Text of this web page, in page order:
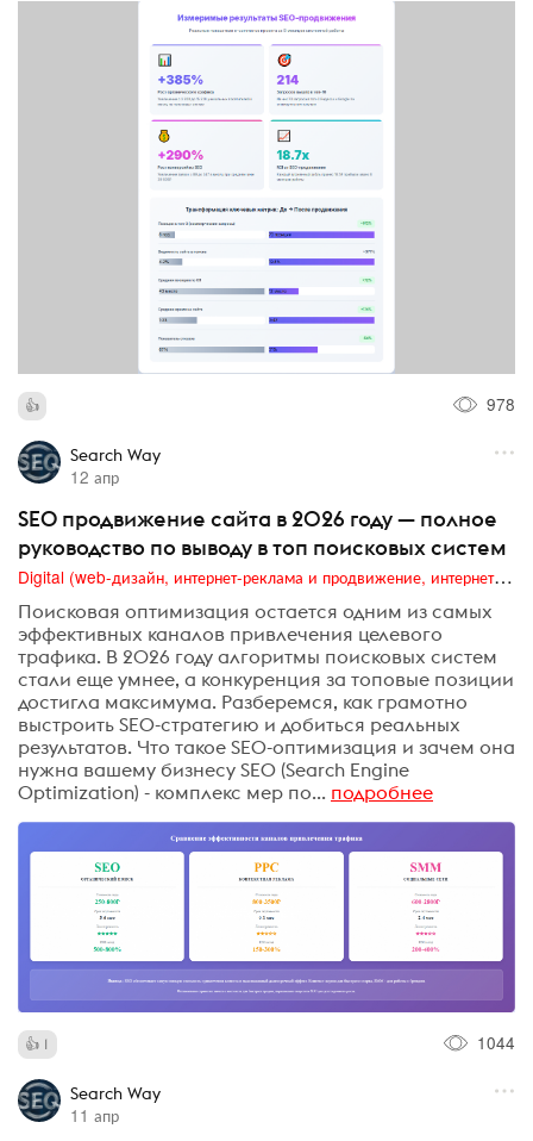
978
Search Way
12 апр
SEO продвижение сайта в 2026 году — полное
руководство по выводу в топ поисковых систем
Digital (web-дизайн, интернет-реклама и продвижение, интернет-сообщества и блоги, интернет-коммуникации, мобильный маркетинг, реклама на цифровых экранах)
Поисковая оптимизация остается одним из самых
эффективных каналов привлечения целевого
трафика. В 2026 году алгоритмы поисковых систем
стали еще умнее, а конкуренция за топовые позиции
достигла максимума. Разберемся, как грамотно
выстроить SEO-стратегию и добиться реальных
результатов. Что такое SEO-оптимизация и зачем она
нужна вашему бизнесу SEO (Search Engine
Optimization) - комплекс мер по... подробнее
1 1044
Search Way
11 апр